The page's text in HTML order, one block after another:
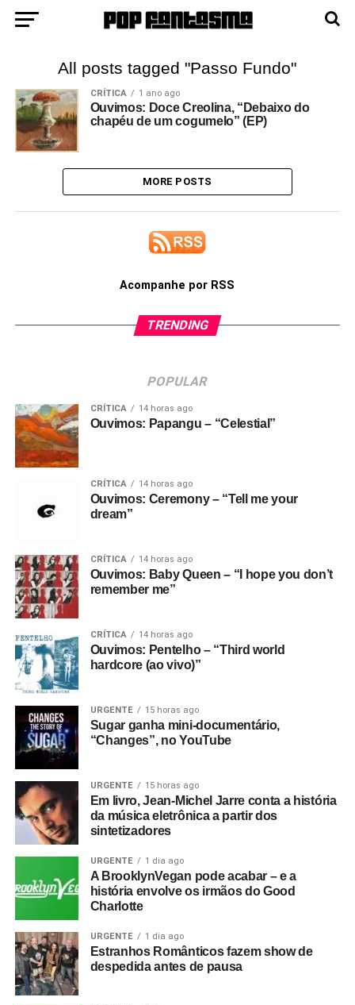
All posts tagged "Passo Fundo"
CRÍTICA 1 ano ago
Ouvimos: Doce Creolina, “Debaixo do
chapéu de um cogumelo” (EP)
MORE POSTS
Acompanhe por RSS
TRENDING
POPULAR
CRÍTICA 14 horas ago
Ouvimos: Papangu – “Celestial”
CRÍTICA 14 horas ago
Ouvimos: Ceremony – “Tell me your
dream”
CRÍTICA 14 horas ago
Ouvimos: Baby Queen – “I hope you don’t
remember me”
CRÍTICA 14 horas ago
Ouvimos: Pentelho – “Third world
hardcore (ao vivo)”
URGENTE 15 horas ago
Sugar ganha mini-documentário,
“Changes”, no YouTube
URGENTE 15 horas ago
Em livro, Jean-Michel Jarre conta a história
da música eletrônica a partir dos
sintetizadores
URGENTE 1 dia ago
A BrooklynVegan pode acabar – e a
história envolve os irmãos do Good
Charlotte
URGENTE 1 dia ago
Estranhos Românticos fazem show de
despedida antes de pausa